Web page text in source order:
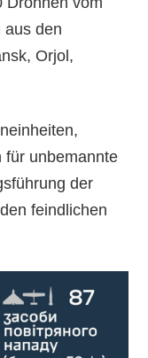
aus den
Orjol,
für unbemannte
der
feindlichen